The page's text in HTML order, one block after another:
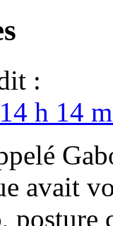
:
h 14
avait
posture